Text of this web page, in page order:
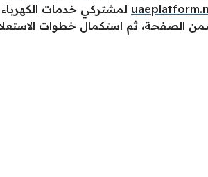
لمشتركي خدمات الكهرباء
الصفحة، ثم استكمال خطوات